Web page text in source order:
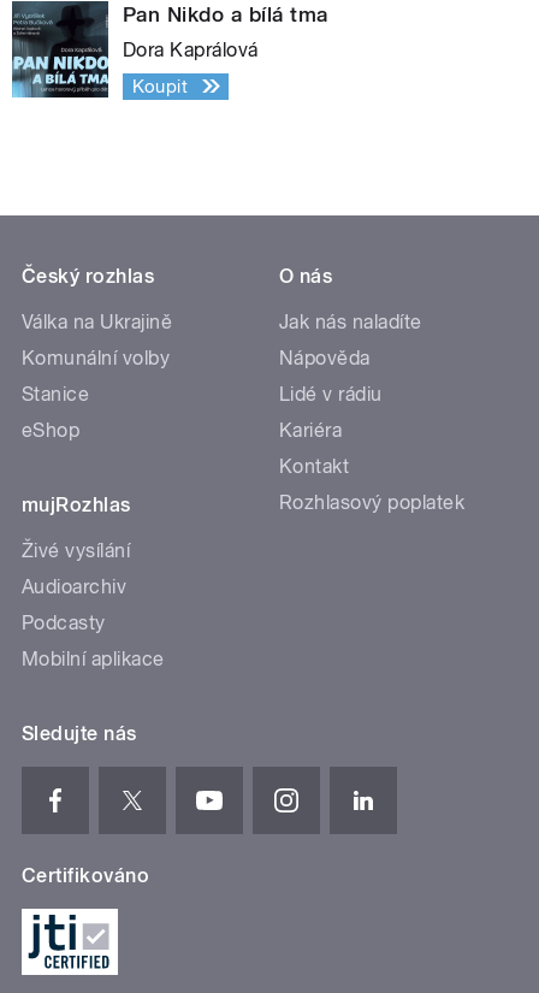
Pan Nikdo a bílá tma
Dora Kaprálová
Koupit
Český rozhlas
Válka na Ukrajině
Komunální volby
Stanice
eShop
mujRozhlas
Živé vysílání
Audioarchiv
Podcasty
Mobilní aplikace
O nás
Jak nás naladíte
Nápověda
Lidé v rádiu
Kariéra
Kontakt
Rozhlasový poplatek
Sledujte nás
Certifikováno